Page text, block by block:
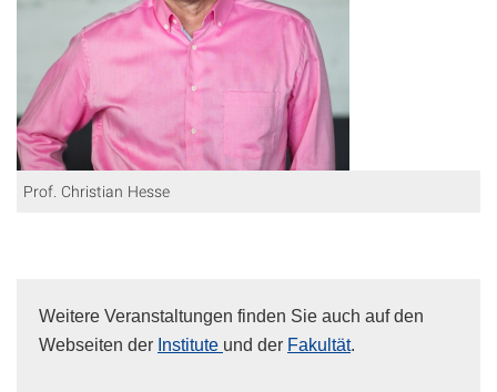
Prof. Christian Hesse
Weitere Veranstaltungen finden Sie auch auf den
Webseiten der Institute und der Fakultät.